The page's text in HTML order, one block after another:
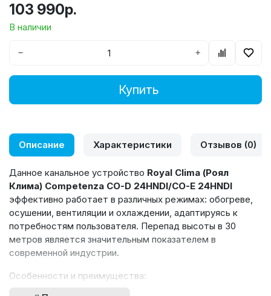
103 990р.
В наличии
− +
Купить
Описание Характеристики Отзывов (0)
Данное канальное устройство Royal Clima (Роял
Клима) Competenza CO-D 24HNDI/CO-E 24HNDI
эффективно работает в различных режимах: обогреве,
осушении, вентиляции и охлаждении, адаптируясь к
потребностям пользователя. Перепад высоты в 30
метров является значительным показателем в
современной индустрии.
Особенности и преимущества: